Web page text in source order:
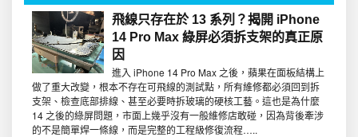
飛線只存在於 13 系列？揭開 iPhone
14 Pro Max 綠屏必須拆支架的真正原
因
進入 iPhone 14 Pro Max 之後，蘋果在面板結構上
做了重大改變，根本不存在可飛線的測試點，所有維修都必須回到拆
支架、檢查底部排線、甚至必要時拆玻璃的硬核工藝。這也是為什麼
14 之後的綠屏問題，市面上幾乎沒有一般維修店敢碰，因為背後牽涉
的不是簡單焊一條線，而是完整的工程級修復流程…..